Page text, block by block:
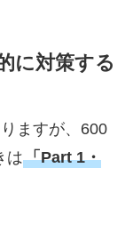
に対策する
ますが、600
は「Part 1・